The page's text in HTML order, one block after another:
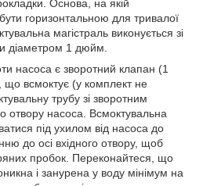
Основа, на якій
горизонтальною для тривалої
магістраль виконується зі
діаметром 1 дюйм.
насоса є зворотний клапан (1
що всмоктує (у комплект не
трубу зі зворотним
отвору насоса. Всмоктувальна
під ухилом від насоса до
до осі вхідного отвору, щоб
пробок. Переконайтеся, що
і занурена у воду мінімум на